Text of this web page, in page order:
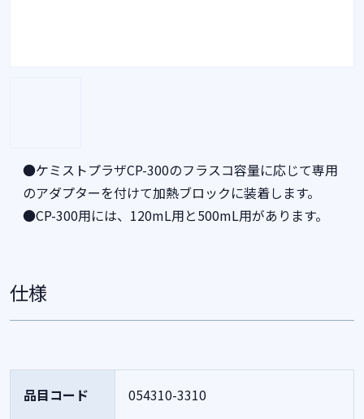
●ケミストプラザCP-300のフラスコ容量に応じて専用
のアダプターを付けて加熱ブロックに装着します。
●CP-300用には、120mL用と500mL用があります。
仕様
品目コード 054310-3310